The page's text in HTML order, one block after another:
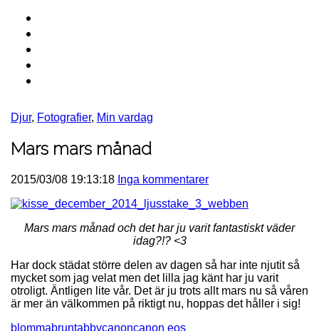
Djur, Fotografier, Min vardag
Mars mars månad
2015/03/08 19:13:18 Inga kommentarer
Mars mars månad och det har ju varit fantastiskt väder
idag?!? <3
Har dock städat större delen av dagen så har inte njutit så
mycket som jag velat men det lilla jag känt har ju varit
otroligt. Äntligen lite vår. Det är ju trots allt mars nu så våren
är mer än välkommen på riktigt nu, hoppas det håller i sig!
blommabruntabbycanoncanon eos